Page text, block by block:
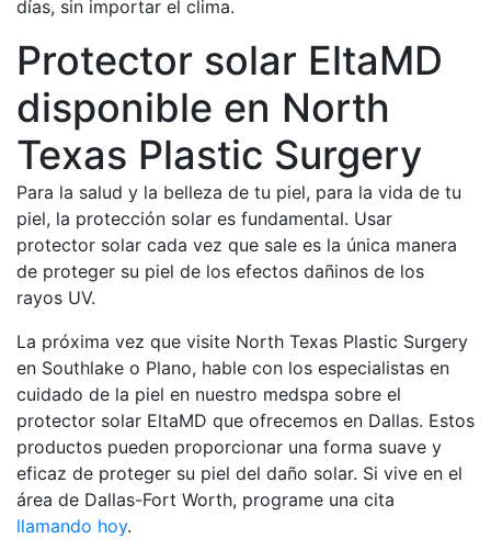
días, sin importar el clima.
Protector solar EltaMD
disponible en North
Texas Plastic Surgery
Para la salud y la belleza de tu piel, para la vida de tu
piel, la protección solar es fundamental. Usar
protector solar cada vez que sale es la única manera
de proteger su piel de los efectos dañinos de los
rayos UV.
La próxima vez que visite North Texas Plastic Surgery
en Southlake o Plano, hable con los especialistas en
cuidado de la piel en nuestro medspa sobre el
protector solar EltaMD que ofrecemos en Dallas. Estos
productos pueden proporcionar una forma suave y
eficaz de proteger su piel del daño solar. Si vive en el
área de Dallas-Fort Worth, programe una cita
llamando hoy.